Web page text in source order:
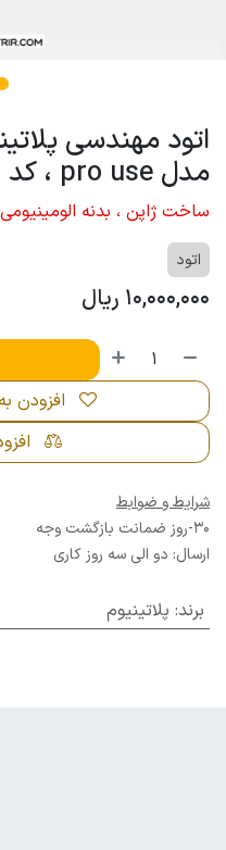
مدل pro use ، کد MSD-1000B
ساخت ژاپن ، بدنه الومینیومی
اتود
10,000,000 ریال
افزودن
شرایط و ضوابط
30-روز ضمانت بازگشت وجه
ارسال: دو الی سه روز کاری
برند: پلاتینیوم